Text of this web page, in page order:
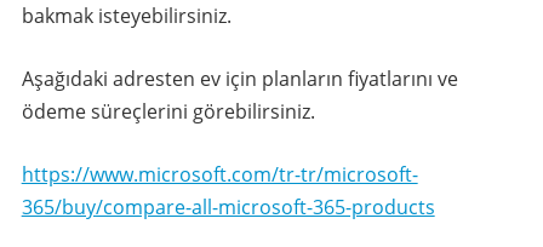
bakmak isteyebilirsiniz.
Aşağıdaki adresten ev için planların fiyatlarını ve
ödeme süreçlerini görebilirsiniz.
https://www.microsoft.com/tr-tr/microsoft-
365/buy/compare-all-microsoft-365-products